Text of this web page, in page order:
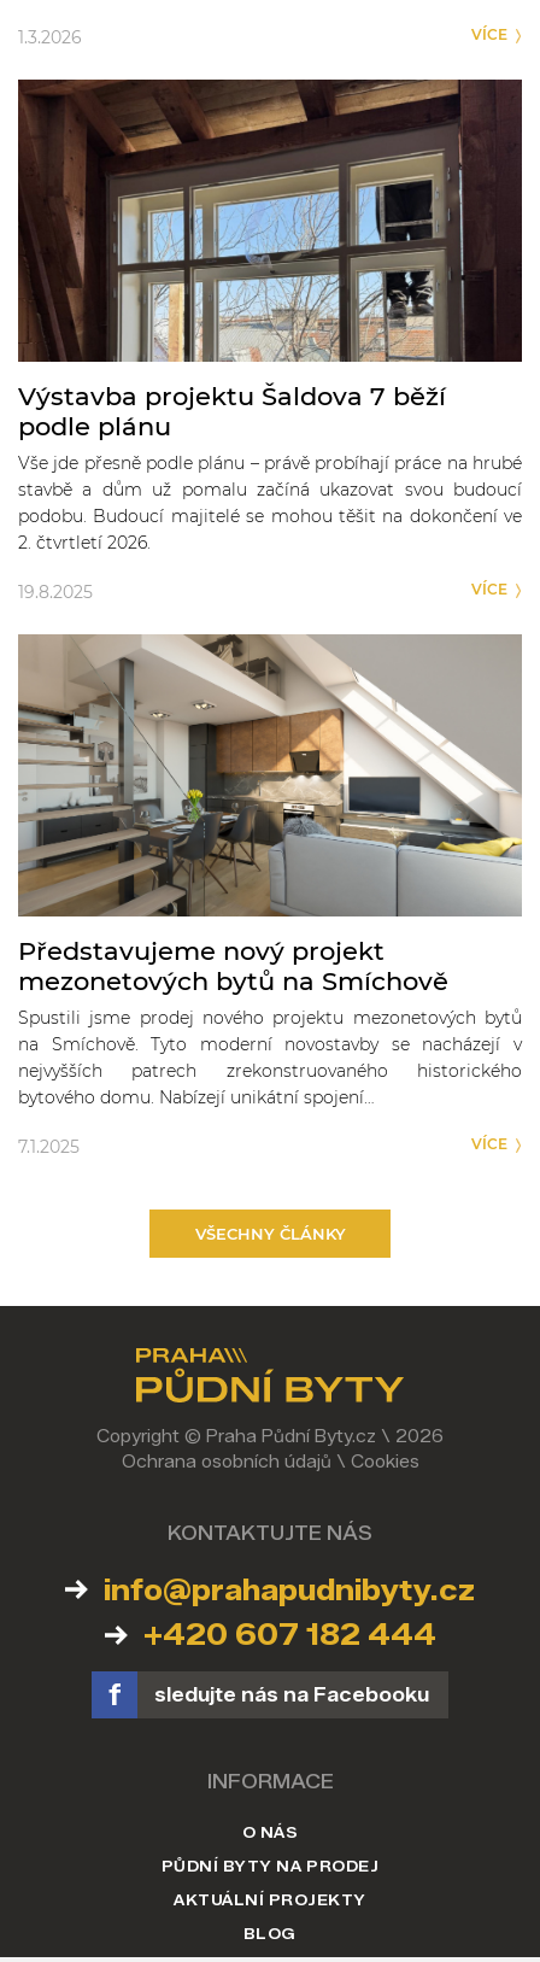
1.3.2026 VÍCE
Výstavba projektu Šaldova 7 běží
podle plánu
Vše jde přesně podle plánu – právě probíhají práce na hrubé
stavbě a dům už pomalu začíná ukazovat svou budoucí
podobu. Budoucí majitelé se mohou těšit na dokončení ve
2. čtvrtletí 2026.
19.8.2025 VÍCE
Představujeme nový projekt
mezonetových bytů na Smíchově
Spustili jsme prodej nového projektu mezonetových bytů
na Smíchově. Tyto moderní novostavby se nacházejí v
nejvyšších patrech zrekonstruovaného historického
bytového domu. Nabízejí unikátní spojení…
7.1.2025 VÍCE
VŠECHNY ČLÁNKY
Copyright © Praha Půdní Byty.cz \ 2026
Ochrana osobních údajů \ Cookies
KONTAKTUJTE NÁS
info@prahapudnibyty.cz
+420 607 182 444
sledujte nás na Facebooku
INFORMACE
O NÁS
PŮDNÍ BYTY NA PRODEJ
AKTUÁLNÍ PROJEKTY
BLOG